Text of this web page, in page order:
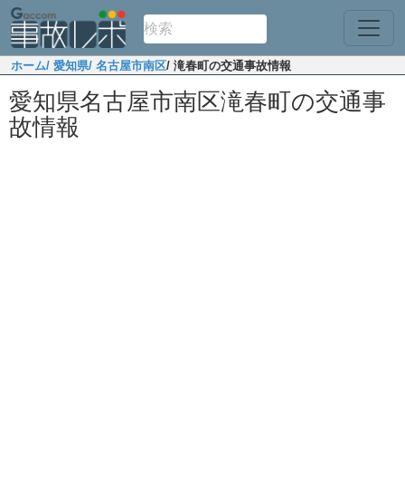
ホーム/ 愛知県/ 名古屋市南区/ 滝春町の交通事故情報
愛知県名古屋市南区滝春町の交通事
故情報